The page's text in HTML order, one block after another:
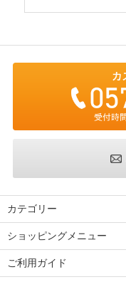
カテゴリー
ショッピングメニュー
ご利用ガイド